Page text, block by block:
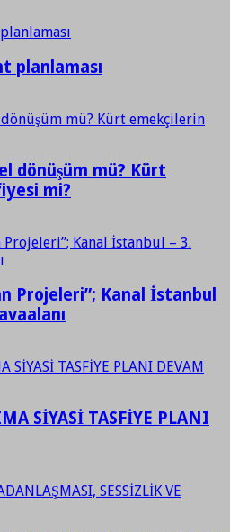
planlaması
dönüşüm mü? Kürt
mi?
Projeleri”; Kanal İstanbul
SİYASİ TASFİYE PLANI